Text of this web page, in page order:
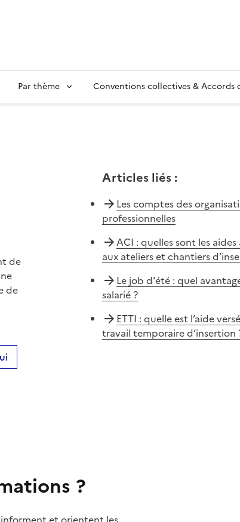
Par thème Conventions collectives & Accords
de
de
Articles liés:
Les comptes des
professionnelles
ACI : quelles sont les
aux ateliers et chantiers
Le job d'été : quel
salarié ?
ETTI : quelle est l’aide
travail temporaire d’insertion
?